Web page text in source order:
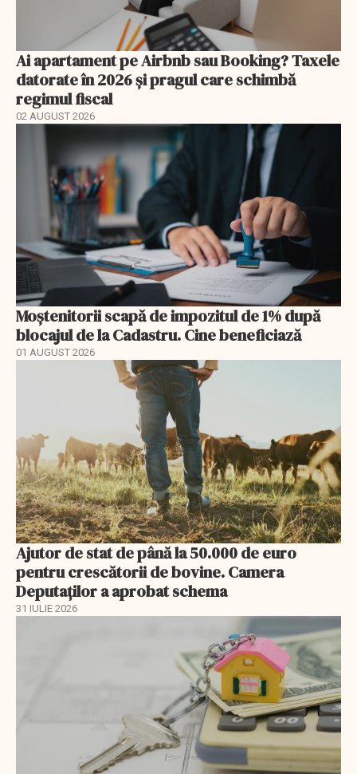
Ai apartament pe Airbnb sau Booking? Taxele
datorate în 2026 și pragul care schimbă
regimul fiscal
02 AUGUST 2026
Moștenitorii scapă de impozitul de 1% după
blocajul de la Cadastru. Cine beneficiază
01 AUGUST 2026
Ajutor de stat de până la 50.000 de euro
pentru crescătorii de bovine. Camera
Deputaților a aprobat schema
31 IULIE 2026